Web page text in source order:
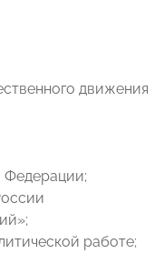
движения
Федерации;
работе;